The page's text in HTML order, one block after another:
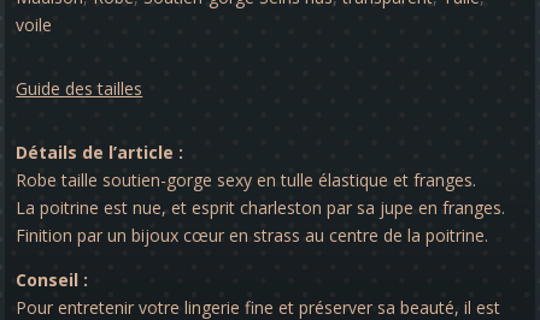
voile
Guide des tailles
Détails de l’article :
Robe taille soutien-gorge sexy en tulle élastique et franges.
La poitrine est nue, et esprit charleston par sa jupe en franges.
Finition par un bijoux cœur en strass au centre de la poitrine.
Conseil :
Pour entretenir votre lingerie fine et préserver sa beauté, il est